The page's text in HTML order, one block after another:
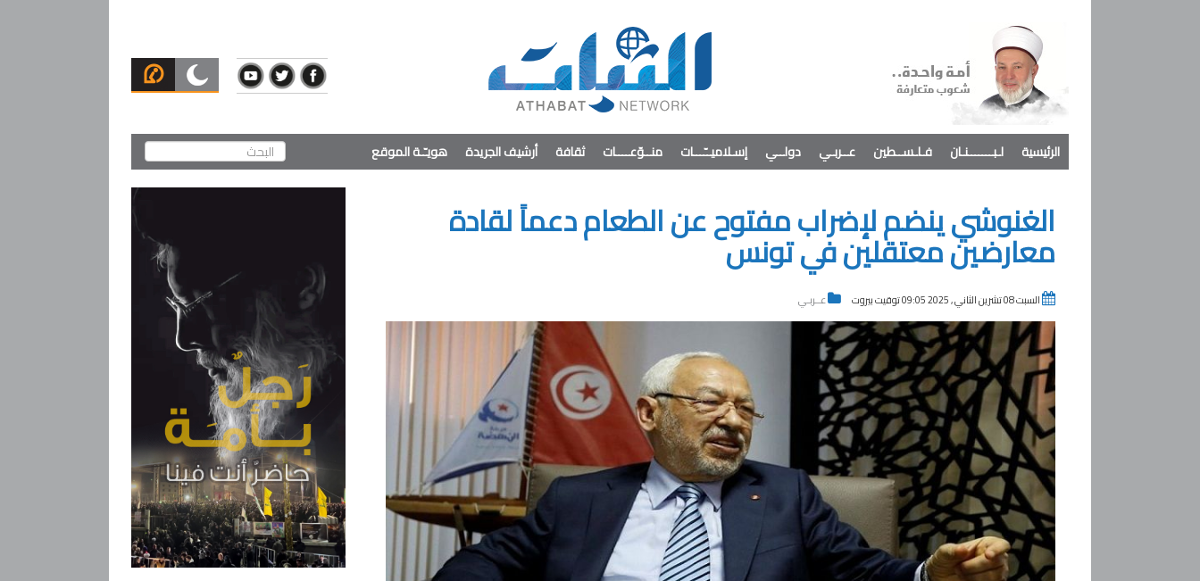
الرئيسية لـبـــــــنـان فـلـســطين عــربـي دولــي إسـلاميــّـــات منــوّعــــات ثقافة أرشيف الجريدة هويـّـة الموقع
الغنوشي ينضم لإضراب مفتوح عن الطعام دعماً لقادة
معارضين معتقلين في تونس
السبت 08 تشرين الثاني , 2025 09:05 توقيت بيروت عــربـي